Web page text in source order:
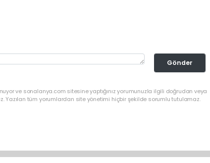
Gönder
ve sonalanya.com sitesine yaptığınız yorumunuzla ilgili doğrudan veya
Yazılan tüm yorumlardan site yönetimi hiçbir şekilde sorumlu tutulamaz.